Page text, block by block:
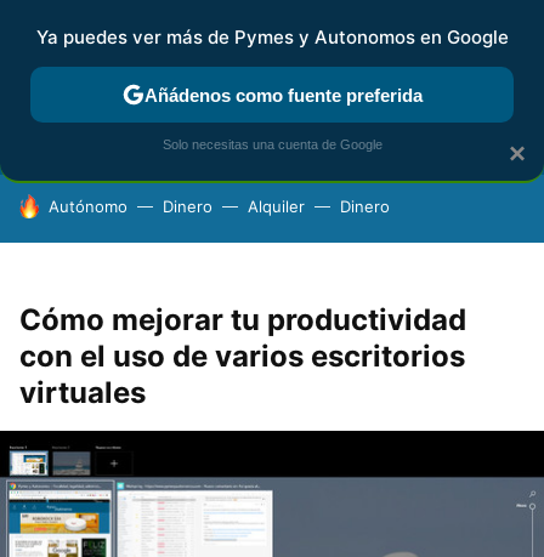
FISCALIDAD Y CONTABILIDAD KIT DIGITAL RENTA
HOY SE HABLA DE
Autónomo Dinero Alquiler Dinero
Cómo mejorar tu productividad
con el uso de varios escritorios
virtuales
×
Ya puedes ver más de Pymes y Autonomos en Google
Añádenos como fuente preferida
Solo necesitas una cuenta de Google